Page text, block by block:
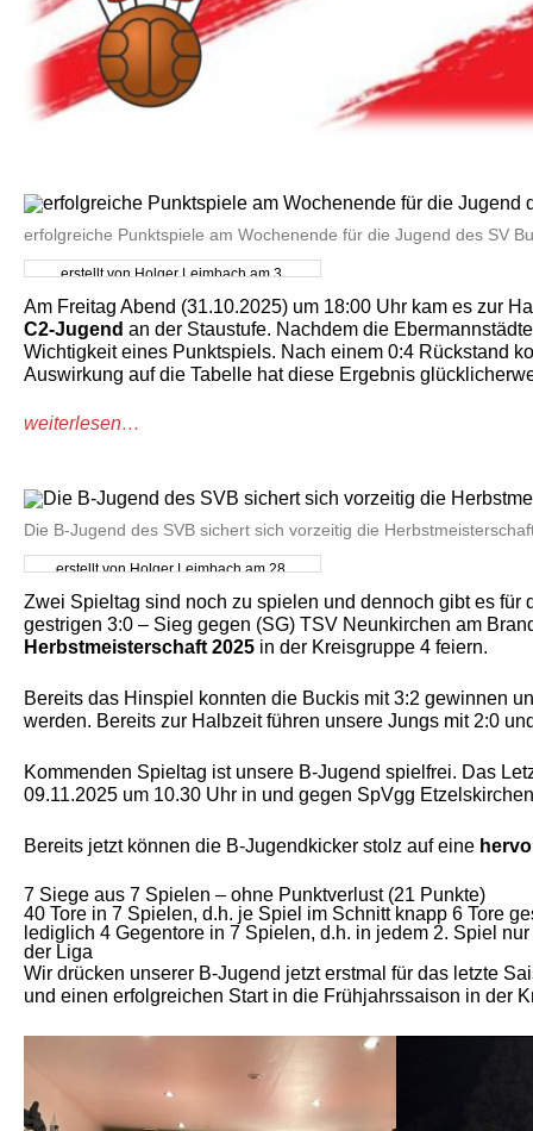
erfolgreiche Punktspiele am Wochenende für die Jugend des SV
erstellt von Holger Leimbach am 3.
Am Freitag Abend (31.10.2025) um 18:00 Uhr kam es zur
C2-Jugend an der Staustufe. Nachdem die
Wichtigkeit eines Punktspiels. Nach einem 0:4 Rückstand
Auswirkung auf die Tabelle hat diese Ergebnis
weiterlesen…
Die B-Jugend des SVB sichert sich vorzeitig die
erstellt von Holger Leimbach am 28.
Zwei Spieltag sind noch zu spielen und dennoch gibt es für
gestrigen 3:0 – Sieg gegen (SG) TSV Neunkirchen am
Herbstmeisterschaft 2025 in der Kreisgruppe 4 feiern.
Bereits das Hinspiel konnten die Buckis mit 3:2 gewinnen
werden. Bereits zur Halbzeit führen unsere Jungs mit 2:0
Kommenden Spieltag ist unsere B-Jugend spielfrei. Das
09.11.2025 um 10.30 Uhr in und gegen SpVgg
Bereits jetzt können die B-Jugendkicker stolz auf eine
7 Siege aus 7 Spielen – ohne Punktverlust (21 Punkte)
40 Tore in 7 Spielen, d.h. je Spiel im Schnitt knapp 6 Tore
lediglich 4 Gegentore in 7 Spielen, d.h. in jedem 2. Spiel
der Liga
Wir drücken unserer B-Jugend jetzt erstmal für das letzte
und einen erfolgreichen Start in die Frühjahrssaison in der